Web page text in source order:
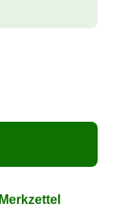
Merkzettel